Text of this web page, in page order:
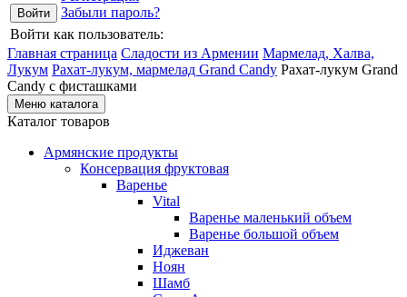
Забыли пароль?
Войти как пользователь:
Главная страница Сладости из Армении Мармелад, Халва,
Лукум Рахат-лукум, мармелад Grand Candy Рахат-лукум Grand
Candy с фисташками
Меню каталога
Каталог товаров
Армянские продукты
Консервация фруктовая
Варенье
Vital
Варенье маленький объем
Варенье большой объем
Иджеван
Ноян
Шамб